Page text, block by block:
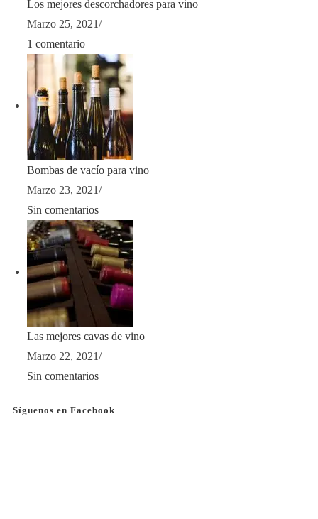
Los mejores descorchadores para vino
Marzo 25, 2021/
1 comentario
Bombas de vacío para vino
Marzo 23, 2021/
Sin comentarios
Las mejores cavas de vino
Marzo 22, 2021/
Sin comentarios
Síguenos en Facebook